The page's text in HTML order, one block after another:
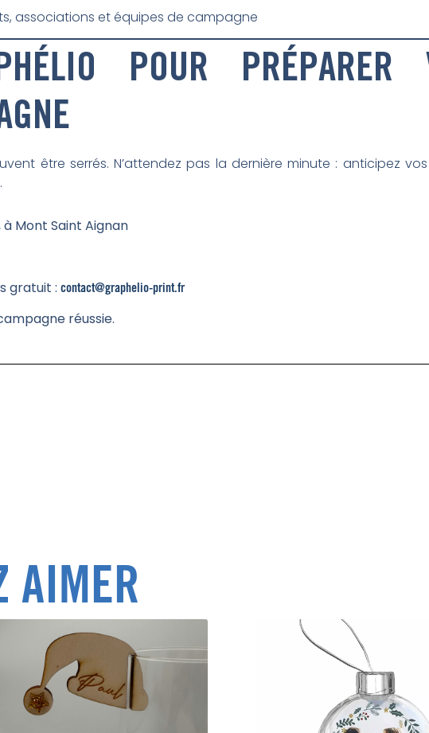
associations et équipes de campagne
POUR PRÉPARER
être serrés. N’attendez pas la dernière minute : anticipez
Mont Saint Aignan
gratuit : contact@graphelio-print.fr
réussie.
AIMER